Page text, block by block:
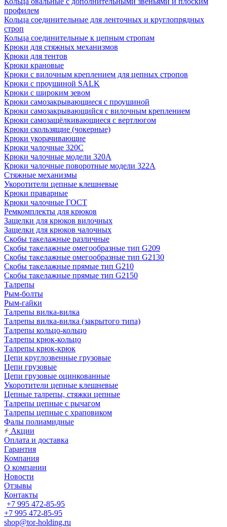
профилем
Кольца соединительные для ленточных и круглопрядных
строп
Кольца соединительные к цепным стропам
Крюки для стяжных механизмов
Крюки для тентов
Крюки крановые
Крюки с вилочным креплением для цепных стропов
Крюки с проушиной SALK
Крюки с широким зевом
Крюки самозакрывающиеся с проушиной
Крюки самозакрывающийся с вилочным креплением
Крюки самозащёлкивающиеся с вертлюгом
Крюки скользящие (чокерные)
Крюки укорачивающие
Крюки чалочные 320C
Крюки чалочные модели 320А
Крюки чалочные поворотные модели 322А
Стяжные механизмы
Укоротители цепные клешневые
Крюки праварные
Крюки чалочные ГОСТ
Ремкомплекты для крюков
Защелки для крюков вилочных
Защелки для крюков чалочных
Скобы такелажные различные
Скобы такелажные омегообразные тип G209
Скобы такелажные омегообразные тип G2130
Скобы такелажные прямые тип G210
Скобы такелажные прямые тип G2150
Талрепы
Рым-болты
Рым-гайки
Талрепы вилка-вилка
Талрепы вилка-вилка (закрытого типа)
Талрепы кольцо-кольцо
Талрепы крюк-кольцо
Талрепы крюк-крюк
Цепи круглозвенные грузовые
Цепи грузовые
Цепи грузовые оцинкованные
Укоротители цепные клешневые
Цепные талрепы, стяжки цепные
Талрепы цепные с рычагом
Талрепы цепные с храповиком
Фалы полиамидные
Акции
Оплата и доставка
Гарантия
Компания
О компании
Новости
Отзывы
Контакты
+7 995 472-85-95
+7 995 472-85-95
shop@tor-holding.ru